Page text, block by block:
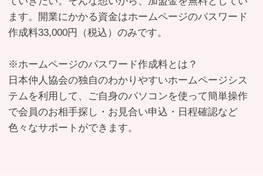
ます。開業にかかる資金はホームページのパスワード
作成料33,000円（税込）のみです。
※ホームページのパスワード作成料とは？
日本仲人協会の独自のわかりやすいホームページシス
テムを利用して、ご自身のパソコンを使って簡単操作
で会員のお相手探し・お見合い申込・日程確認など
色々なサポートができます。